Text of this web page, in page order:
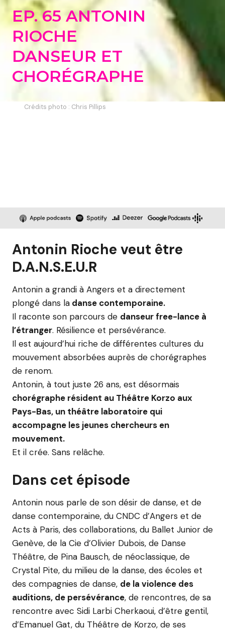
EP. 65 ANTONIN
RIOCHE
DANSEUR ET
CHORÉGRAPHE
Crédits photo : Chris Pillips
Antonin Rioche veut être
D.A.N.S.E.U.R
Antonin a grandi à Angers et a directement
plongé dans la danse contemporaine.
Il raconte son parcours de danseur free-lance à
l’étranger. Résilience et persévérance.
Il est aujourd’hui riche de différentes cultures du
mouvement absorbées auprès de chorégraphes
de renom.
Antonin, à tout juste 26 ans, est désormais
chorégraphe résident au Théâtre Korzo aux
Pays-Bas, un théâtre laboratoire qui
accompagne les jeunes chercheurs en
mouvement.
Et il crée. Sans relâche.
Dans cet épisode
Antonin nous parle de son désir de danse, et de
danse contemporaine, du CNDC d’Angers et de
Acts à Paris, des collaborations, du Ballet Junior de
Genève, de la Cie d’Olivier Dubois, de Danse
Théâtre, de Pina Bausch, de néoclassique, de
Crystal Pite, du milieu de la danse, des écoles et
des compagnies de danse, de la violence des
auditions, de persévérance, de rencontres, de sa
rencontre avec Sidi Larbi Cherkaoui, d’être gentil,
d’Emanuel Gat, du Théâtre de Korzo, de ses